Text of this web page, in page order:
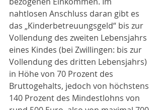
nahtlosen Anschluss daran gibt es
das „Kinderbetreuungsgeld“ bis zur
Vollendung des zweiten Lebensjahrs
eines Kindes (bei Zwillingen: bis zur
Vollendung des dritten Lebensjahrs)
in Höhe von 70 Prozent des
Bruttogehalts, jedoch von höchstens
140 Prozent des Mindestlohns von